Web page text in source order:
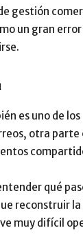
gestión
un gran
es uno de
otra
qué
reconstruir
muy difícil